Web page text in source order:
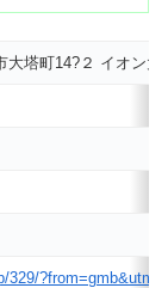
大塔町14?２ イオン
329/